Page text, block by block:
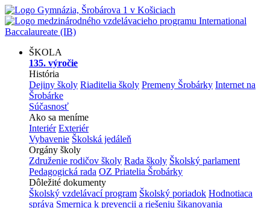
ŠKOLA
135. výročie
História
Dejiny školy Riaditelia školy Premeny Šrobárky Internet na
Šrobárke
Súčasnosť
Ako sa meníme
Interiér Exteriér
Vybavenie Školská jedáleň
Orgány školy
Združenie rodičov školy Rada školy Školský parlament
Pedagogická rada OZ Priatelia Šrobárky
Dôležité dokumenty
Školský vzdelávací program Školský poriadok Hodnotiaca
správa Smernica k prevencii a riešeniu šikanovania